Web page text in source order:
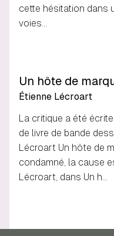
cette hésitation dans
voies…
Un hôte de
Étienne Lécroart
La critique a été
de livre de bande
Lécroart Un hôte de
condamné, la cause
Lécroart, dans Un h…